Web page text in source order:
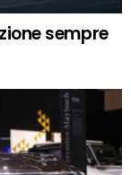
sempre